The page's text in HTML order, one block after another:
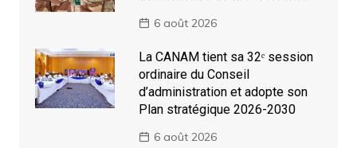
6 août 2026
La CANAM tient sa 32ᵉ session
ordinaire du Conseil
d’administration et adopte son
Plan stratégique 2026-2030
6 août 2026